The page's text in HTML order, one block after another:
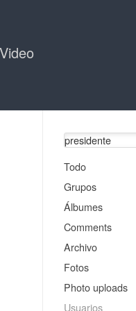
Video
Todo
Grupos
Álbumes
Comments
Archivo
Fotos
Photo uploads
Usuarios